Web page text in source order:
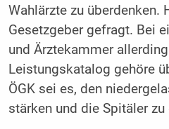
Wahlärzte zu überdenken.
Gesetzgeber gefragt. Bei
und Ärztekammer
Leistungskatalog gehöre
ÖGK sei es, den
stärken und die Spitäler zu